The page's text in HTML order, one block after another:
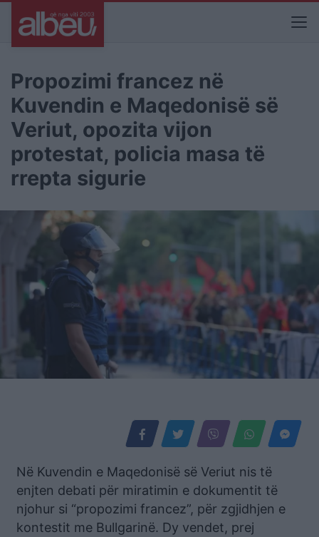
Propozimi francez në
Kuvendin e Maqedonisë së
Veriut, opozita vijon
protestat, policia masa të
rrepta sigurie
Në Kuvendin e Maqedonisë së Veriut nis të
enjten debati për miratimin e dokumentit të
njohur si “propozimi francez”, për zgjidhjen e
kontestit me Bullgarinë. Dy vendet, prej